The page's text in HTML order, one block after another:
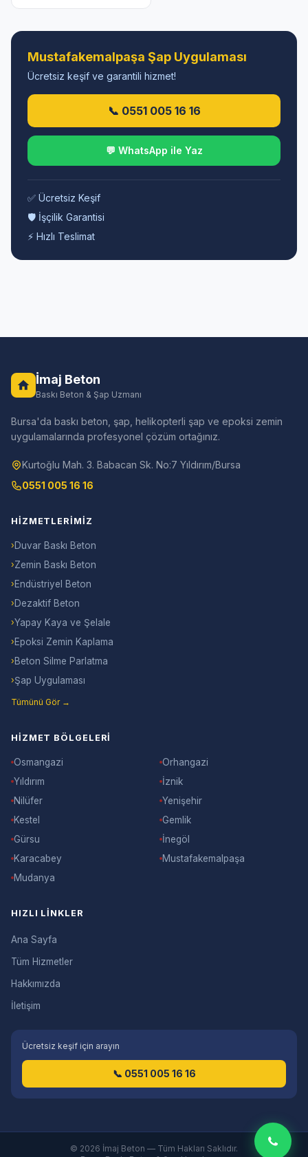
Mustafakemalpaşa Şap Uygulaması
Ücretsiz keşif ve garantili hizmet!
📞 0551 005 16 16
💬 WhatsApp ile Yaz
✅ Ücretsiz Keşif
🛡️ İşçilik Garantisi
⚡ Hızlı Teslimat
İmaj Beton
Baskı Beton & Şap Uzmanı
Bursa'da baskı beton, şap, helikopterli şap ve epoksi zemin
uygulamalarında profesyonel çözüm ortağınız.
Kurtoğlu Mah. 3. Babacan Sk. No:7 Yıldırım/Bursa
0551 005 16 16
HIZMETLERIMIZ
› Duvar Baskı Beton
›Zemin Baskı Beton
› Endüstriyel Beton
› Dezaktif Beton
›Yapay Kaya ve Şelale
› Epoksi Zemin Kaplama
› Beton Silme Parlatma
›Şap Uygulaması
Tümünü Gör →
HIZMET BÖLGELERI
Osmangazi
Yıldırım
Nilüfer
Kestel
Gürsu
Karacabey
Mudanya
Orhangazi
İznik
Yenişehir
Gemlik
İnegöl
Mustafakemalpaşa
HIZLI LINKLER
Ana Sayfa
Tüm Hizmetler
Hakkımızda
İletişim
Ücretsiz keşif için arayın
📞 0551 005 16 16
© 2026 İmaj Beton — Tüm Hakları Saklıdır.